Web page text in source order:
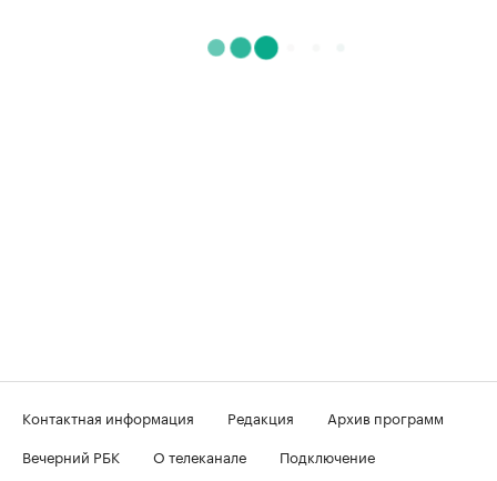
Контактная информация Редакция
Архив программ
Вечерний РБК
О телеканале
Подключение